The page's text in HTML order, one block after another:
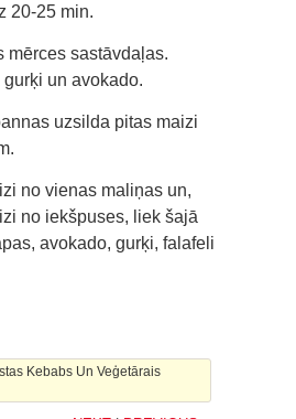
20-25 min.
mērces sastāvdaļas.
un avokado.
uzsilda pitas maizi
no vienas maliņas un,
no iekšpuses, liek šajā
avokado, gurķi, falafeli
Kebabs Un Veģetārais